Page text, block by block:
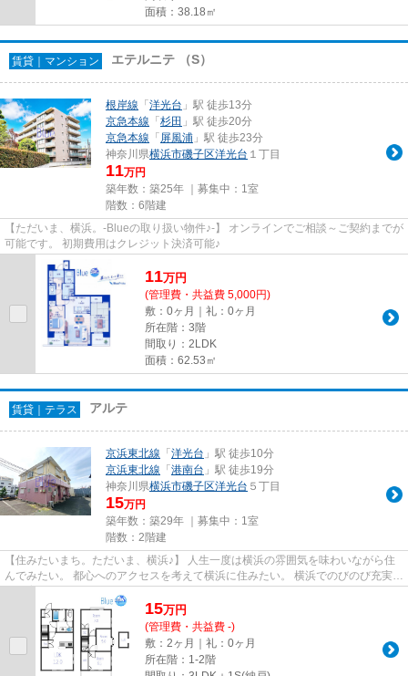
面積：38.18㎡
賃貸｜マンション エテルニテ （S）
根岸線 「 洋光台 」駅 徒歩13分
京急本線 「 杉田 」駅 徒歩20分
京急本線 「 屏風浦 」駅 徒歩23分
神奈川県横浜市磯子区洋光台 １丁目
11万円
築年数：築25年 ｜募集中： 1室
階数：6階建
【ただいま、横浜。-Blueの取り扱い物件♪-】 オンラインでご相談～ご契約までが
可能です。 初期費用はクレジット決済可能♪
11万円
(管理費・共益費 5,000円)
敷：0ヶ月｜礼：0ヶ月
所在階：3階
間取り：2LDK
面積：62.53㎡
賃貸｜テラス アルテ
京浜東北線 「 洋光台 」駅 徒歩10分
京浜東北線 「 港南台 」駅 徒歩19分
神奈川県横浜市磯子区洋光台 ５丁目
15万円
築年数：築29年 ｜募集中： 1室
階数：2階建
【住みたいまち。ただいま、横浜♪】 人生一度は横浜の雰囲気を味わいながら住
んでみたい。 都心へのアクセスを考えて横浜に住みたい。 横浜でのびのび充実し
15万円
(管理費・共益費 -)
敷：2ヶ月｜礼：0ヶ月
所在階：1-2階